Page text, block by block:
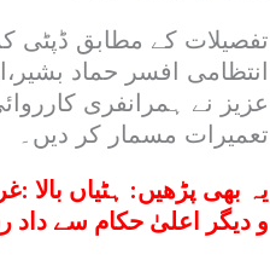
تفصیلات کے مطابق ڈپٹی
انتظامی افسر حماد
عزیز نے ہمرانفری
تعمیرات مسمار کر دیں۔
یہ بھی پڑھیں: ہٹیاں
و دیگر اعلیٰ حکام سے داد